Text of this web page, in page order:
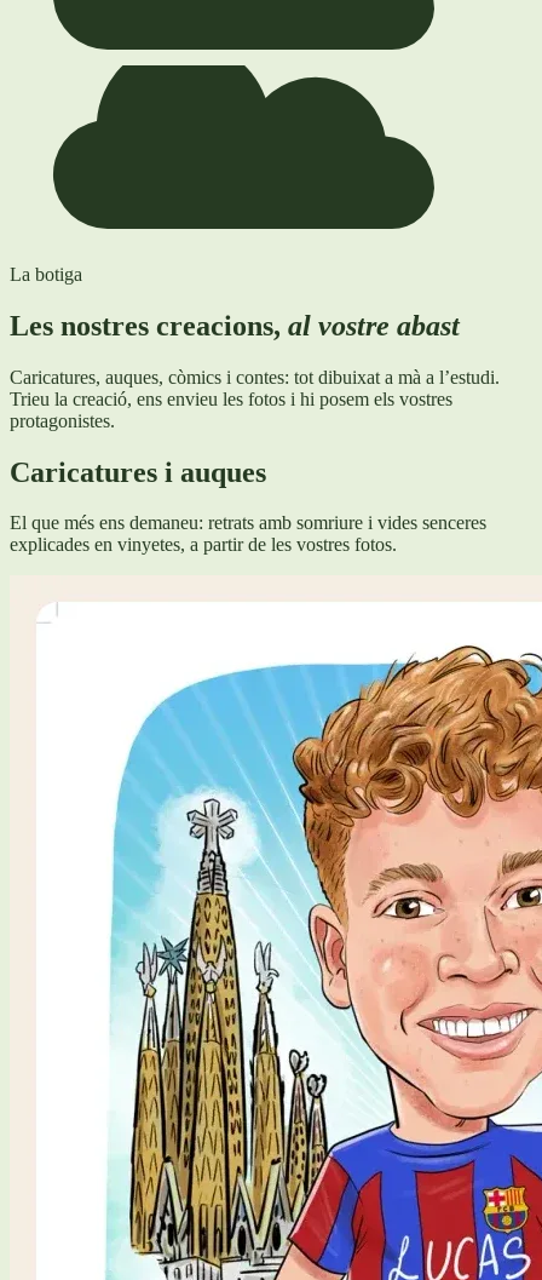
La botiga
Les nostres creacions, al vostre abast
Caricatures, auques, còmics i contes: tot dibuixat a mà a l’estudi.
Trieu la creació, ens envieu les fotos i hi posem els vostres
protagonistes.
Caricatures i auques
El que més ens demaneu: retrats amb somriure i vides senceres
explicades en vinyetes, a partir de les vostres fotos.